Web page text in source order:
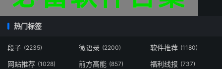
热门标签
段子 (2235) 微语录 (2200) 软件推荐 (1180)
网站推荐 (1028) 前方高能 (857) 福利线报 (737)